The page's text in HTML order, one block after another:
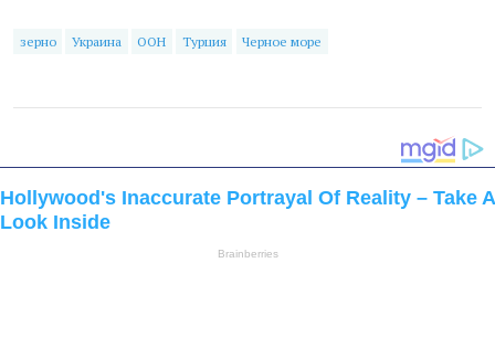
зерно Украина ООН Турция Черное море